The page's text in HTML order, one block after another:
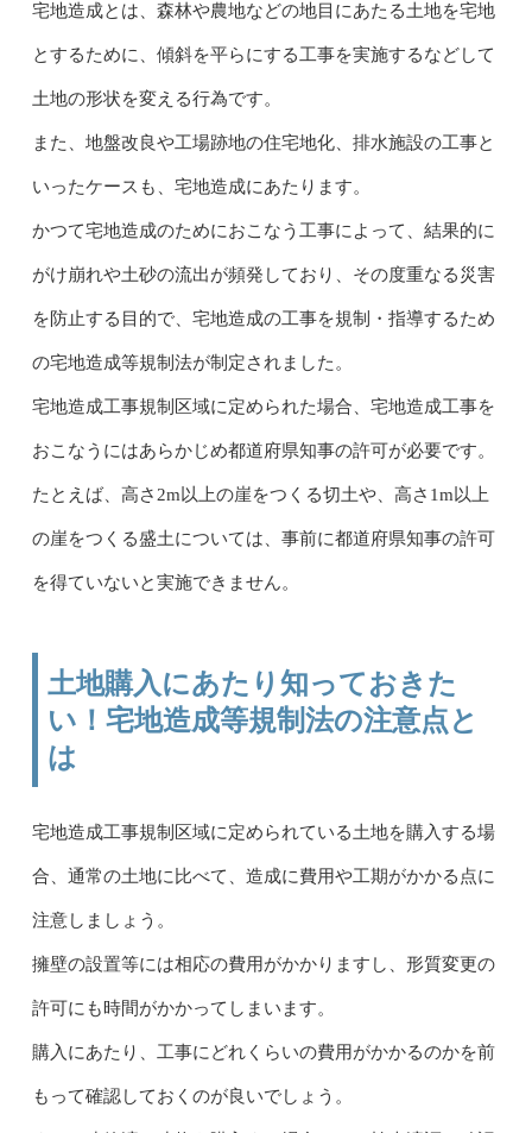
宅地造成とは、森林や農地などの地目にあたる土地を宅地
とするために、傾斜を平らにする工事を実施するなどして
土地の形状を変える行為です。
また、地盤改良や工場跡地の住宅地化、排水施設の工事と
いったケースも、宅地造成にあたります。
かつて宅地造成のためにおこなう工事によって、結果的に
がけ崩れや土砂の流出が頻発しており、その度重なる災害
を防止する目的で、宅地造成の工事を規制・指導するため
の宅地造成等規制法が制定されました。
宅地造成工事規制区域に定められた場合、宅地造成工事を
おこなうにはあらかじめ都道府県知事の許可が必要です。
たとえば、高さ2m以上の崖をつくる切土や、高さ1m以上
の崖をつくる盛土については、事前に都道府県知事の許可
を得ていないと実施できません。
土地購入にあたり知っておきた
い！宅地造成等規制法の注意点と
は
宅地造成工事規制区域に定められている土地を購入する場
合、通常の土地に比べて、造成に費用や工期がかかる点に
注意しましょう。
擁壁の設置等には相応の費用がかかりますし、形質変更の
許可にも時間がかかってしまいます。
購入にあたり、工事にどれくらいの費用がかかるのかを前
もって確認しておくのが良いでしょう。